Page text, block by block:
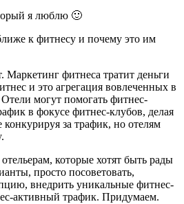
я люблю 🙂
Маркетинг фитнеса тратит деньги
и это агрегация вовлеченных в
могут помогать фитнес-
в фокусе фитнес-клубов, делая
за трафик, но отелям
которые хотят быть рады
просто посоветовать,
внедрить уникальные фитнес-
активный трафик. Придумаем.